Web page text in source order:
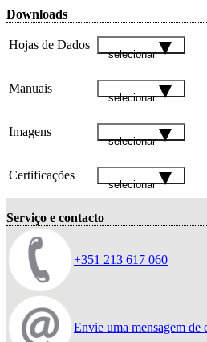
Downloads
Hojas de Dados
selecionar
Manuais
selecionar
Imagens
selecionar
Certificações
selecionar
Serviço e contacto
+351 213 617 060
Envie uma mensagem de